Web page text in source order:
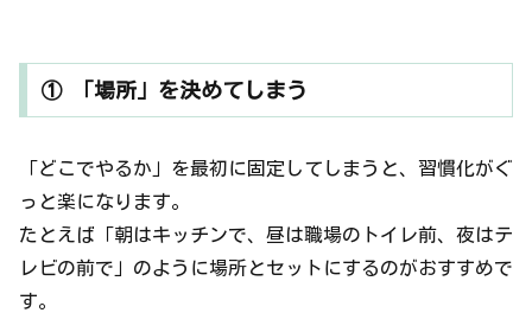
① 「場所」を決めてしまう
「どこでやるか」を最初に固定してしまうと、習慣化がぐ
っと楽になります。
たとえば「朝はキッチンで、昼は職場のトイレ前、夜はテ
レビの前で」のように場所とセットにするのがおすすめで
す。